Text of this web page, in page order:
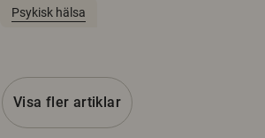
Psykisk hälsa
Visa fler artiklar